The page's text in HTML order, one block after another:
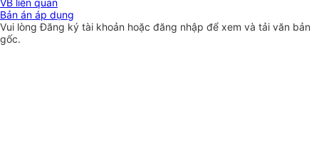
VB liên quan
Bản án áp dụng
Vui lòngĐăng ký tài khoản hoặc đăng nhập để xem và tải văn bản
gốc.